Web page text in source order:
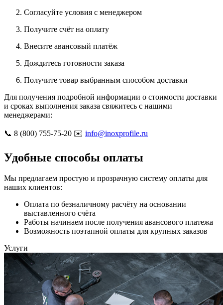
Согласуйте условия с менеджером
Получите счёт на оплату
Внесите авансовый платёж
Дождитесь готовности заказа
Получите товар выбранным способом доставки
Для получения подробной информации о стоимости доставки
и сроках выполнения заказа свяжитесь с нашими
менеджерами:
📞 8 (800) 755-75-20 ✉️ info@inoxprofile.ru
Удобные способы оплаты
Мы предлагаем простую и прозрачную систему оплаты для
наших клиентов:
Оплата по безналичному расчёту на основании
выставленного счёта
Работы начинаем после получения авансового платежа
Возможность поэтапной оплаты для крупных заказов
Услуги